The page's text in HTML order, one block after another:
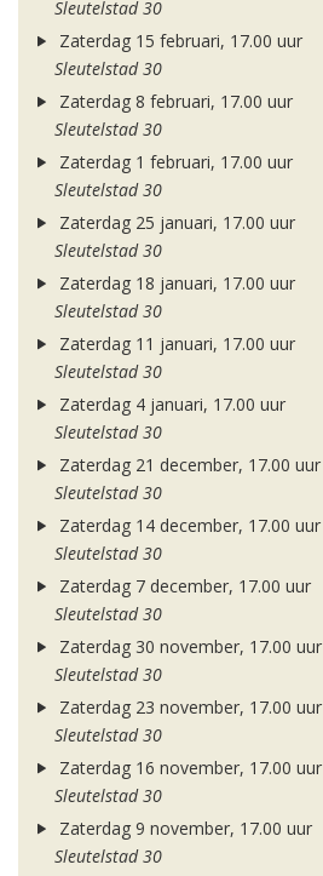
Sleutelstad 30
Zaterdag 15 februari, 17.00 uur
Sleutelstad 30
Zaterdag 8 februari, 17.00 uur
Sleutelstad 30
Zaterdag 1 februari, 17.00 uur
Sleutelstad 30
Zaterdag 25 januari, 17.00 uur
Sleutelstad 30
Zaterdag 18 januari, 17.00 uur
Sleutelstad 30
Zaterdag 11 januari, 17.00 uur
Sleutelstad 30
Zaterdag 4 januari, 17.00 uur
Sleutelstad 30
Zaterdag 21 december, 17.00 uur
Sleutelstad 30
Zaterdag 14 december, 17.00 uur
Sleutelstad 30
Zaterdag 7 december, 17.00 uur
Sleutelstad 30
Zaterdag 30 november, 17.00 uur
Sleutelstad 30
Zaterdag 23 november, 17.00 uur
Sleutelstad 30
Zaterdag 16 november, 17.00 uur
Sleutelstad 30
Zaterdag 9 november, 17.00 uur
Sleutelstad 30